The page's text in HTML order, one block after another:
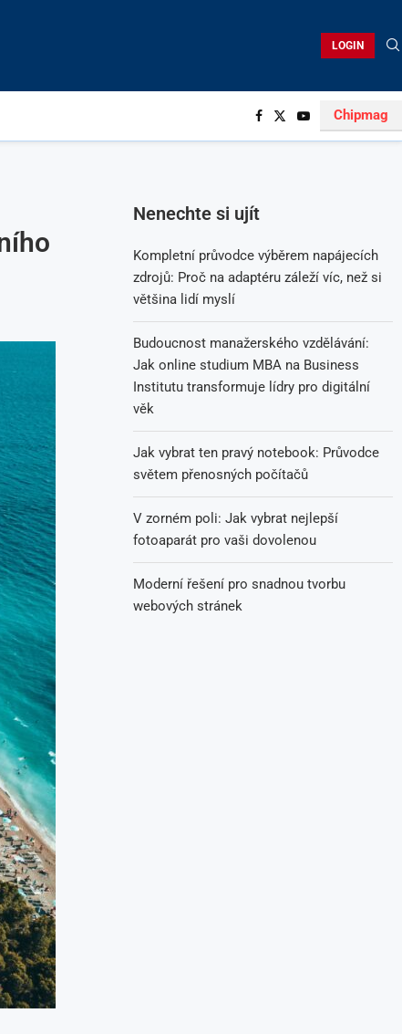
LOGIN
Chipmag
Nenechte si ujít
Kompletní průvodce výběrem napájecích
zdrojů: Proč na adaptéru záleží víc, než si
většina lidí myslí
Budoucnost manažerského vzdělávání:
Jak online studium MBA na Business
Institutu transformuje lídry pro digitální
věk
Jak vybrat ten pravý notebook: Průvodce
světem přenosných počítačů
V zorném poli: Jak vybrat nejlepší
fotoaparát pro vaši dovolenou
Moderní řešení pro snadnou tvorbu
webových stránek